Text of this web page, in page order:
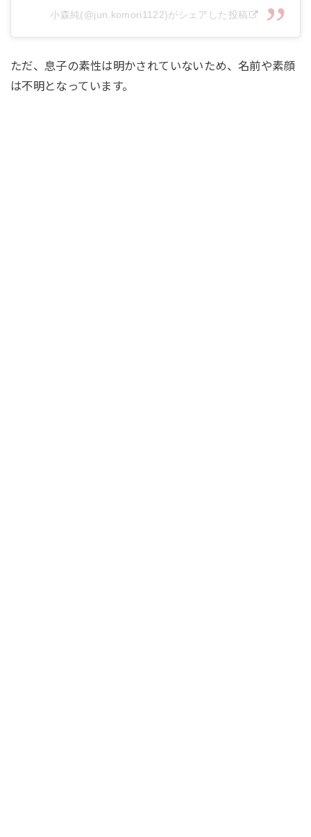
小森純(@jun.komori1122)がシェアした投稿
ただ、息子の素性は明かされていないため、名前や素顔
は不明となっています。